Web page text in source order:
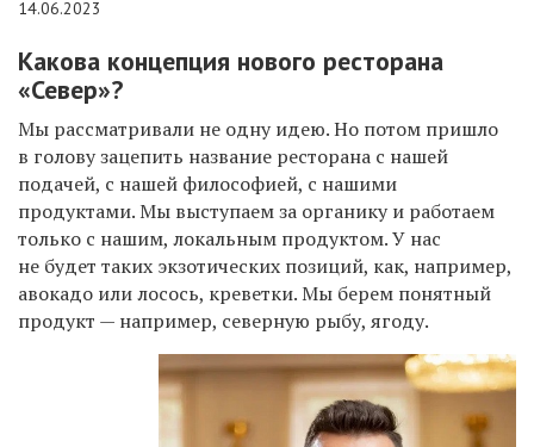
14.06.2023
Какова концепция нового ресторана
«Север»?
Мы рассматривали не одну идею. Но потом пришло
в голову зацепить название ресторана с нашей
подачей, с нашей философией, с нашими
продуктами. Мы выступаем за органику и работаем
только с нашим, локальным продуктом. У нас
не будет таких экзотических позиций, как, например,
авокадо или лосось, креветки. Мы берем понятный
продукт — например, северную рыбу, ягоду.